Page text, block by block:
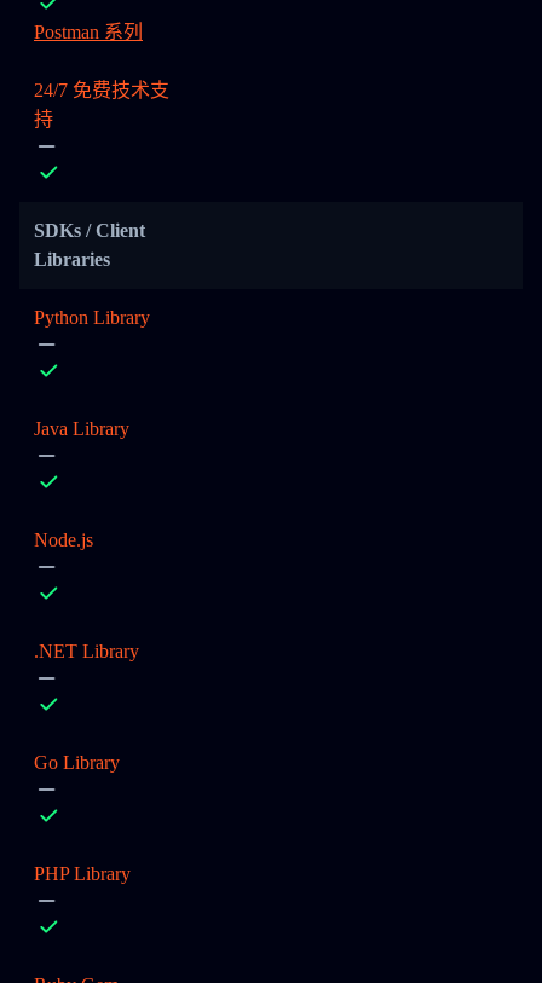
Postman 系列
24/7 免费技术支
持
SDKs / Client
Libraries
Python Library
Java Library
Node.js
.NET Library
Go Library
PHP Library